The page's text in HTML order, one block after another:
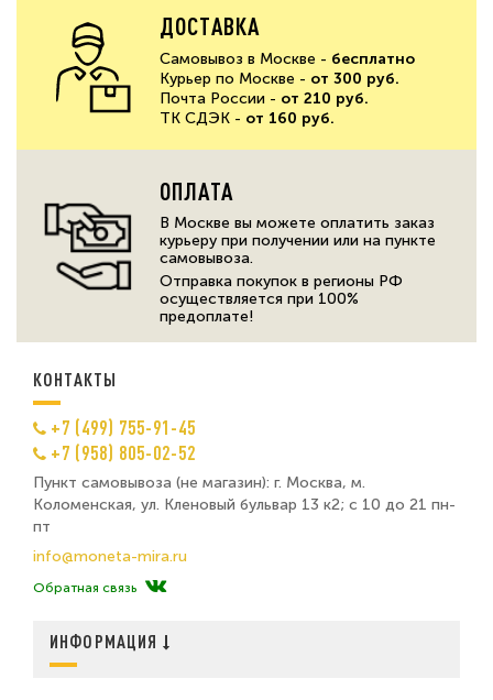
ДОСТАВКА
Самовывоз в Москве - бесплатно
Курьер по Москве - от 300 руб.
Почта России - от 210 руб.
ТК СДЭК - от 160 руб.
ОПЛАТА
В Москве вы можете оплатить заказ
курьеру при получении или на пункте
самовывоза.
Отправка покупок в регионы РФ
осуществляется при 100%
предоплате!
КОНТАКТЫ
+7 (499) 755-91-45
+7 (958) 805-02-52
Пункт самовывоза (не магазин): г. Москва, м.
Коломенская, ул. Кленовый бульвар 13 к2; с 10 до 21 пн-
пт
info@moneta-mira.ru
Обратная связь
ИНФОРМАЦИЯ